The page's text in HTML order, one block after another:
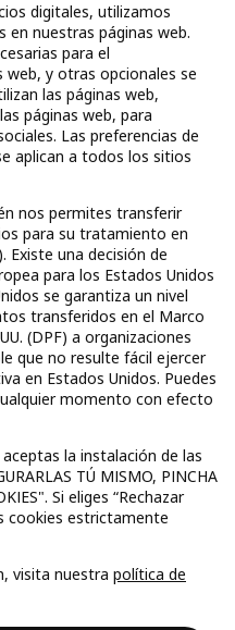
ES
y condiciones
IKEA VISA emitida por la
& Consumer, E.F.C., E.P., S.A.U., y
como sistema de
de servicios de pago que
separada abierta en CaixaBank,
pago de tu tarjeta aquí:
digitales, utilizamos
en nuestras páginas web.
para el
y otras opcionales se
las páginas web,
páginas web, para
Las preferencias de
aplican a todos los sitios
nos permites transferir
para su tratamiento en
Existe una decisión de
para los Estados Unidos
se garantiza un nivel
transferidos en el Marco
(DPF) a organizaciones
que no resulte fácil ejercer
en Estados Unidos. Puedes
momento con efecto
la instalación de las
TÚ MISMO, PINCHA
Si eliges “Rechazar
cookies estrictamente
visita nuestra política de